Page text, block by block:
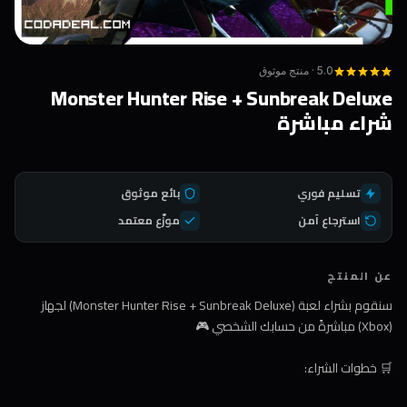
5.0 · منتج موثوق
Monster Hunter Rise + Sunbreak Deluxe
شراء مباشرة
تسليم فوري
بائع موثوق
استرجاع آمن
موزّع معتمد
عن المنتج
سنقوم بشراء لعبة (Monster Hunter Rise + Sunbreak Deluxe) لجهاز
(Xbox) مباشرةً من حسابك الشخصي 🎮
🛒 خطوات الشراء: